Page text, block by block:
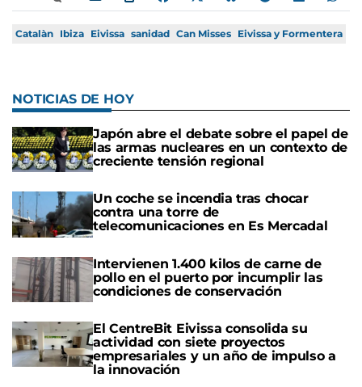
Catalàn Ibiza Eivissa sanidad Can Misses Eivissa y Formentera
NOTICIAS DE HOY
Japón abre el debate sobre el papel de
las armas nucleares en un contexto de
creciente tensión regional
Un coche se incendia tras chocar
contra una torre de
telecomunicaciones en Es Mercadal
Intervienen 1.400 kilos de carne de
pollo en el puerto por incumplir las
condiciones de conservación
El CentreBit Eivissa consolida su
actividad con siete proyectos
empresariales y un año de impulso a
la innovación